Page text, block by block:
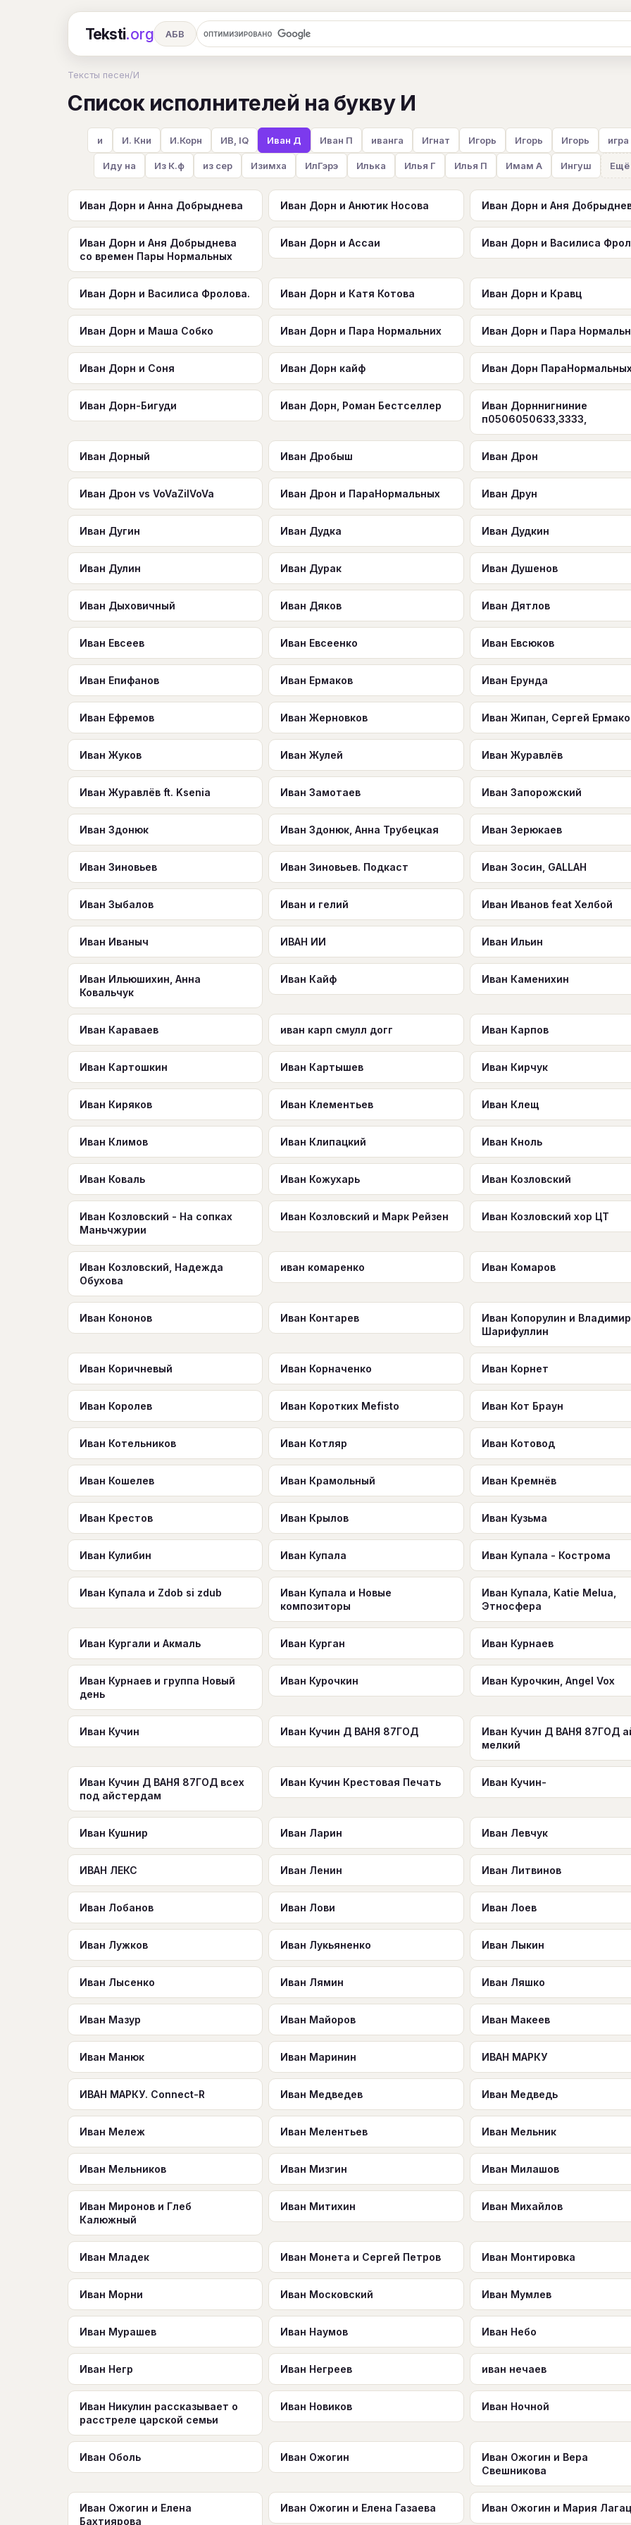
Teksti.org АБВ
Ч Ш Э Ю Я En A B C D
W X
Тексты песен/И
Список исполнителей на букву И
и И. Кни И.Корн ИВ, IQ Иван Д Иван П иванга Игнат Игорь Игорь Игорь игра
Иду на Из К.ф из сер Изимха ИлГэрэ Илька Илья Г Илья П Имам А Ингуш Ещё
Иван Дорн и Анна Добрыднева Иван Дорн и Анютик Носова Иван Дорн и Аня
Иван Дорн и Аня Добрыднева
со времен Пары Нормальных
Иван Дорн и Ассаи Иван Дорн и Василиса
Иван Дорн и Василиса Фролова. Иван Дорн и Катя Котова Иван Дорн и Кравц
Иван Дорн и Маша Собко Иван Дорн и Пара Нормальних Иван Дорн и Пара
Иван Дорн и Соня Иван Дорн кайф Иван Дорн
Иван Дорн-Бигуди Иван Дорн, Роман Бестселлер
Иван Дорннигниние
п0506050633,3333,
Иван Дорный Иван Дробыш Иван Дрон
Иван Дрон vs VoVaZilVoVa Иван Дрон и ПараНормальных Иван Друн
Иван Дугин Иван Дудка Иван Дудкин
Иван Дулин Иван Дурак Иван Душенов
Иван Дыховичный Иван Дяков Иван Дятлов
Иван Евсеев Иван Евсеенко Иван Евсюков
Иван Епифанов Иван Ермаков Иван Ерунда
Иван Ефремов Иван Жерновков Иван Жипан, Сергей
Иван Жуков Иван Жулей Иван Журавлёв
Иван Журавлёв ft. Ksenia Иван Замотаев Иван Запорожский
Иван Здонюк Иван Здонюк, Анна Трубецкая Иван Зерюкаев
Иван Зиновьев Иван Зиновьев. Подкаст Иван Зосин, GALLAH
Иван Зыбалов Иван и гелий Иван Иванов feat Хелбой
Иван Иваныч ИВАН ИИ Иван Ильин
Иван Ильюшихин, Анна
Ковальчук
Иван Кайф Иван Каменихин
Иван Караваев иван карп смулл догг Иван Карпов
Иван Картошкин Иван Картышев Иван Кирчук
Иван Киряков Иван Клементьев Иван Клещ
Иван Климов Иван Клипацкий Иван Кноль
Иван Коваль Иван Кожухарь Иван Козловский
Иван Козловский - На сопках
Маньчжурии
Иван Козловский и Марк Рейзен Иван Козловский хор ЦТ
Иван Козловский, Надежда
Обухова
иван комаренко Иван Комаров
Иван Кононов Иван Контарев
Иван Копорулин и Владимир
Шарифуллин
Иван Коричневый Иван Корначенко Иван Корнет
Иван Королев Иван Коротких Mefisto Иван Кот Браун
Иван Котельников Иван Котляр Иван Котовод
Иван Кошелев Иван Крамольный Иван Кремнёв
Иван Крестов Иван Крылов Иван Кузьма
Иван Кулибин Иван Купала Иван Купала - Кострома
Иван Купала и Zdob si zdub
Иван Купала и Новые
композиторы
Иван Купала, Katie Melua,
Этносфера
Иван Кургали и Акмаль Иван Курган Иван Курнаев
Иван Курнаев и группа Новый
день
Иван Курочкин Иван Курочкин, Angel Vox
Иван Кучин Иван Кучин Д ВАНЯ 87ГОД
Иван Кучин Д ВАНЯ 87ГОД
мелкий
Иван Кучин Д ВАНЯ 87ГОД всех
под айстердам
Иван Кучин Крестовая Печать Иван Кучин-
Иван Кушнир Иван Ларин Иван Левчук
ИВАН ЛЕКС Иван Ленин Иван Литвинов
Иван Лобанов Иван Лови Иван Лоев
Иван Лужков Иван Лукьяненко Иван Лыкин
Иван Лысенко Иван Лямин Иван Ляшко
Иван Мазур Иван Майоров Иван Макеев
Иван Манюк Иван Маринин ИВАН МАРКУ
ИВАН МАРКУ. Connect-R Иван Медведев Иван Медведь
Иван Мележ Иван Мелентьев Иван Мельник
Иван Мельников Иван Мизгин Иван Милашов
Иван Миронов и Глеб
Калюжный
Иван Митихин Иван Михайлов
Иван Младек Иван Монета и Сергей Петров Иван Монтировка
Иван Морни Иван Московский Иван Мумлев
Иван Мурашев Иван Наумов Иван Небо
Иван Негр Иван Негреев иван нечаев
Иван Никулин рассказывает о
расстреле царской семьи
Иван Новиков Иван Ночной
Иван Оболь Иван Ожогин
Иван Ожогин и Вера
Свешникова
Иван Ожогин и Елена
Бахтиярова
Иван Ожогин и Елена Газаева Иван Ожогин и Мария